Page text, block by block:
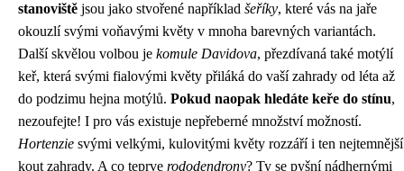
stanoviště jsou jako stvořené například šeříky, které vás na jaře
okouzlí svými voňavými květy v mnoha barevných variantách.
Další skvělou volbou je komule Davidova, přezdívaná také motýlí
keř, která svými fialovými květy přiláká do vaší zahrady od léta až
do podzimu hejna motýlů. Pokud naopak hledáte keře do stínu,
nezoufejte! I pro vás existuje nepřeberné množství možností.
Hortenzie svými velkými, kulovitými květy rozzáří i ten nejtemnější
kout zahrady. A co teprve rododendrony? Ty se pyšní nádhernými